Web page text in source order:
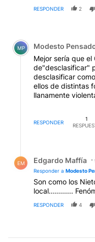
RESPONDER 2
Comentario de
MP Modesto
Mejor sería que el
de"desclasificar"
desclasificar
ellos de distintas
llanamente
centroamérica,
siempre los
bo.x.x.x os.
RESPONDER
1
EM Edgardo Maffía
Responder a Modesto
Son como los
local............
RESPONDER 4